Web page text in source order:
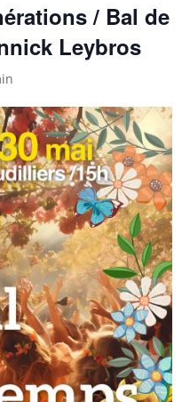
/ Bal de
Leybros